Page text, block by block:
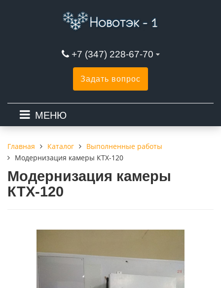
+7 (347) 228-67-70
Задать вопрос
МЕНЮ
Главная Каталог
Выполненные работы
Модернизация камеры КТХ-120
Модернизация камеры
КТХ-120